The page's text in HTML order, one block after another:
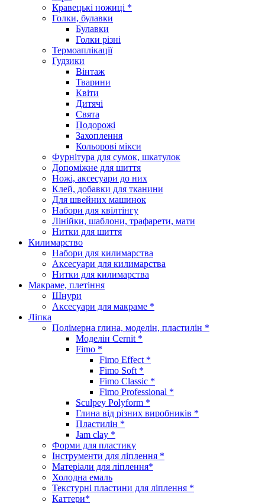
Кравецькі ножиці *
Голки, булавки
Булавки
Голки різні
Термоаплікації
Гудзики
Вінтаж
Тварини
Квіти
Дитячі
Свята
Подорожі
Захоплення
Кольорові мікси
Фурнітура для сумок, шкатулок
Допоміжне для шиття
Ножі, аксесуари до них
Клей, добавки для тканини
Для швейних машинок
Набори для квілтінгу
Лінійки, шаблони, трафарети, мати
Нитки для шиття
Килимарство
Набори для килимарства
Аксесуари для килимарства
Нитки для килимарства
Макраме, плетіння
Шнури
Аксесуари для макраме *
Ліпка
Полімерна глина, моделін, пластилін *
Моделін Cernit *
Fimo *
Fimo Effect *
Fimo Soft *
Fimo Classic *
Fimo Professional *
Sculpey Polyform *
Глина від різних виробників *
Пластилін *
Jam clay *
Форми для пластику
Інструменти для ліплення *
Матеріали для ліплення*
Холодна емаль
Текстурні пластини для ліплення *
Каттери*